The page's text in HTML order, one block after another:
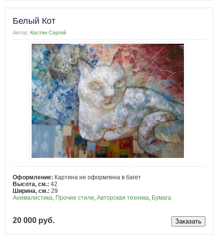
Белый Кот
Автор: Костин Сергей
Оформление: Картина не оформлена в багет
Высота, см.: 42
Ширина, см.: 29
Анималистика, Прочие стили, Авторская техника, Бумага
20 000 руб.